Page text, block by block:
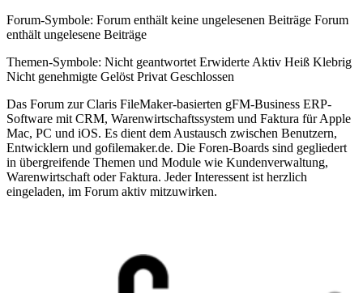
Forum-Symbole: Forum enthält keine ungelesenen Beiträge Forum
enthält ungelesene Beiträge
Themen-Symbole: Nicht geantwortet Erwiderte Aktiv Heiß Klebrig
Nicht genehmigte Gelöst Privat Geschlossen
Das Forum zur Claris FileMaker-basierten gFM-Business ERP-
Software mit CRM, Warenwirtschaftssystem und Faktura für Apple
Mac, PC und iOS. Es dient dem Austausch zwischen Benutzern,
Entwicklern und gofilemaker.de. Die Foren-Boards sind gegliedert
in übergreifende Themen und Module wie Kundenverwaltung,
Warenwirtschaft oder Faktura. Jeder Interessent ist herzlich
eingeladen, im Forum aktiv mitzuwirken.